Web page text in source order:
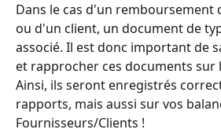
Dans le cas d'un remboursement
ou d'un client, un document de
associé. Il est donc important de
et rapprocher ces documents sur
Ainsi, ils seront enregistrés
rapports, mais aussi sur vos
Fournisseurs/Clients !